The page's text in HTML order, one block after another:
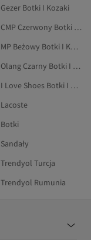
Gezer Botki I Kozaki
CMP Czerwony Botki I Kozaki
MP Beżowy Botki I Kozaki
Olang Czarny Botki I Kozaki
I Love Shoes Botki I Kozaki
Lacoste
Botki
Sandały
Trendyol Turcja
Trendyol Rumunia